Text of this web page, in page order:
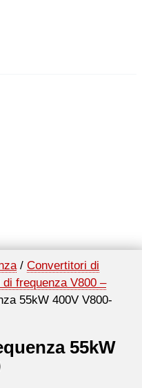
/ Convertitori di
frequenza V800 –
55kW 400V V800-
55kW